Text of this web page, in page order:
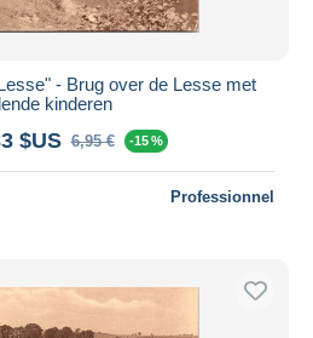
- Brug over de Lesse met
kinderen
$US 6,95 € -15 %
Professionnel